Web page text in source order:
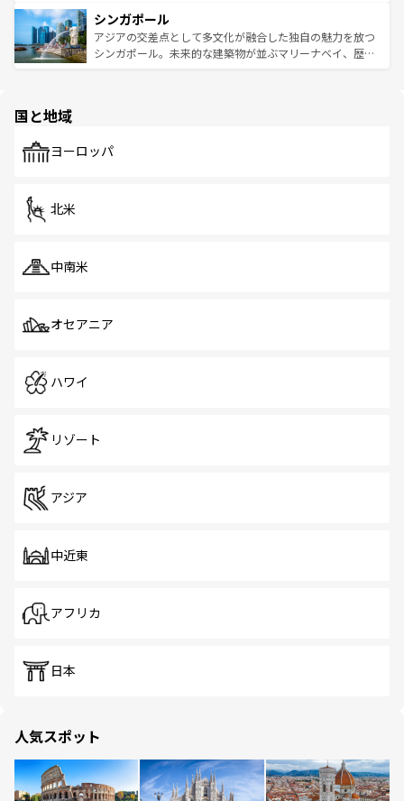
参照してほしい。
激する。気候は一年中温暖で、どの季節にも異なる楽しみ
が待っている。親しみやすいタイの人々、仏教を中心とし
た文化、そして多様な観光資源が、訪れる旅人を魅了し続
み、どこを訪れても感動するはず。観光スポットが密集し
ており、効率よく見どころを回れるのも魅力。息をのむよ
うな絶景から文化的な体験まで、香港を存分に楽しみ尽く
シンガポール
アジアの交差点として多文化が融合した独自の魅力を放つ
シンガポール。未来的な建築物が並ぶマリーナベイ、歴史
で、ホーカーズは地元の風情を楽しめる外せないスポット
国と地域
ヨーロッパ
北米
中南米
オセアニア
ハワイ
リゾート
アジア
中近東
アフリカ
日本
人気スポット